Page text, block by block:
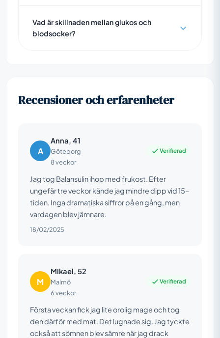
Vad är skillnaden mellan glukos och
blodsocker?
Recensioner och erfarenheter
A
Anna, 41
Göteborg
8 veckor
Verifierad
Jag tog Balansulin ihop med frukost. Efter
ungefär tre veckor kände jag mindre dipp vid 15-
tiden. Inga dramatiska siffror på en gång, men
vardagen blev jämnare.
18/02/2025
M
Mikael, 52
Malmö
6 veckor
Verifierad
Första veckan fick jag lite orolig mage och tog
den därför med mat. Det lugnade sig. Jag tyckte
också att sömnen blev sämre när jag drack